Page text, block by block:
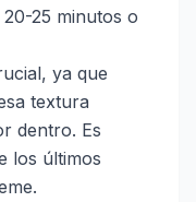
25 minutos o
ya que
textura
dentro. Es
los últimos